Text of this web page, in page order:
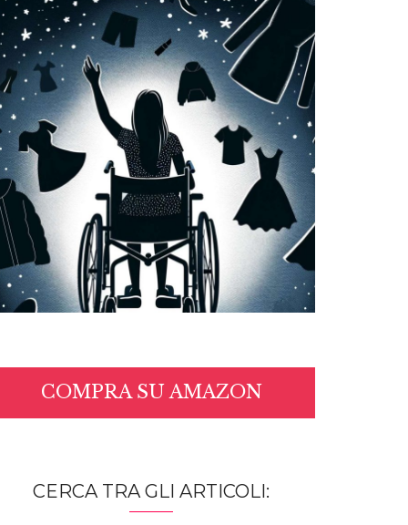
COMPRA SU AMAZON
CERCA TRA GLI ARTICOLI: